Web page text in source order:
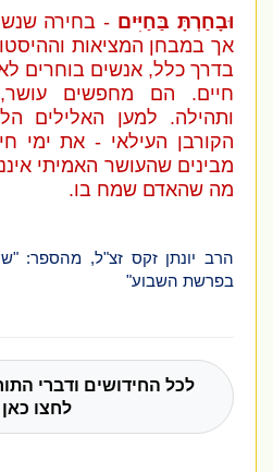
וּבָחַרְתָּ בַּחַיִּים- בחירה
אך במבחן המציאות
בדרך כלל, אנשים בוחרים לא
חיים. הם מחפשים עושר,
ותהילה. למען האלילים
הקורבן העילאי - את ימי
מבינים שהעושר האמיתי
מה שהאדם שמח בו.
הרב יונתן זקס זצ"ל, מהספר:
בפרשת השבוע"
לכל החידושים ודברי
לחצו כאן »